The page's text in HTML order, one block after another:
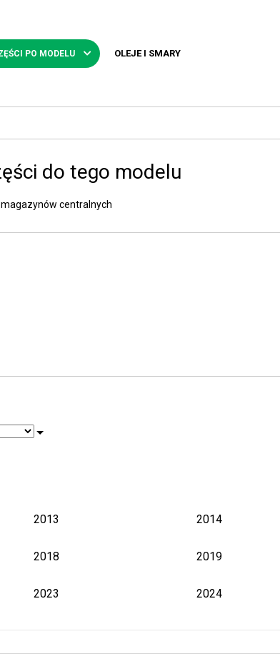
PO MODELU OLEJE I SMARY
do tego modelu
centralnych
2013 2014
2018 2019
2023 2024